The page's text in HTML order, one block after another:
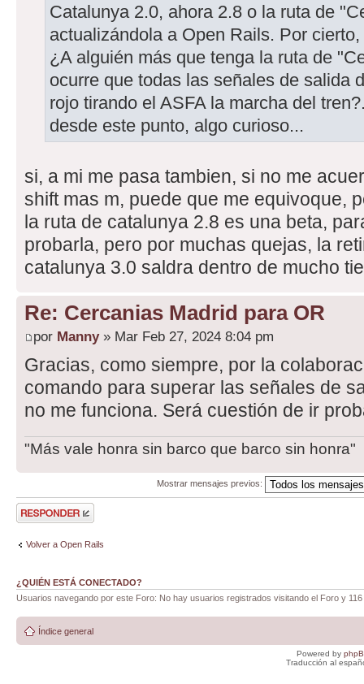
Catalunya 2.0, ahora 2.8 o la ruta de
actualizándola a Open Rails. Por
¿A alguién más que tenga la ruta de
ocurre que todas las señales de salida
rojo tirando el ASFA la marcha del
desde este punto, algo curioso...
si, a mi me pasa tambien, si no me
shift mas m, puede que me equivoque,
la ruta de catalunya 2.8 es una beta,
probarla, pero por muchas quejas, la
catalunya 3.0 saldra dentro de mucho
Re: Cercanias Madrid para OR
por Manny» Mar Feb 27, 2024 8:04 pm
Gracias, como siempre, por la
comando para superar las señales de
no me funciona. Será cuestión de ir
"Más vale honra sin barco que barco sin honra"
Mostrar mensajes previos:
Publicar una
respuesta
Volver a Open Rails
¿QUIÉN ESTÁ CONECTADO?
Usuarios navegando por este Foro: No hay usuarios registrados visitando el Foro y
Índice general
Powered by
Traducción al